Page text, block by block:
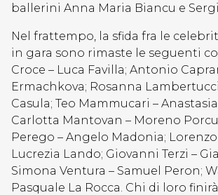
ballerini Anna Maria Biancu e
Nel frattempo, la sfida fra le
in gara sono rimaste le seguenti
Croce – Luca Favilla; Antonio
Ermachkova; Rosanna
Casula; Teo Mammucari –
Carlotta Mantovan – Moreno
Perego – Angelo Madonia;
Lucrezia Lando; Giovanni Terzi –
Simona Ventura – Samuel Peron;
Pasquale La Rocca. Chi di loro